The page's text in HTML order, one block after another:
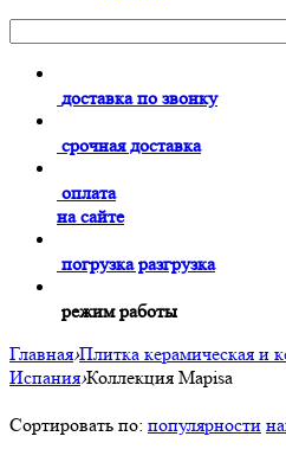
доставка по звонку
срочная доставка
оплата
на сайте
погрузка разгрузка
режим работы
Главная›Плитка керамическая и
Испания›Коллекция Mapisa
Сортировать по: популярности